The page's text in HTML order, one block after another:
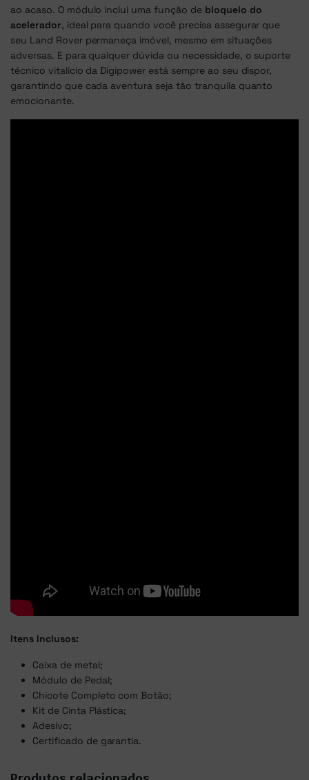
ao acaso. O módulo inclui uma função de bloqueio do
acelerador, ideal para quando você precisa assegurar que
seu Land Rover permaneça imóvel, mesmo em situações
adversas. E para qualquer dúvida ou necessidade, o suporte
técnico vitalício da Digipower está sempre ao seu dispor,
garantindo que cada aventura seja tão tranquila quanto
emocionante.
Itens Inclusos:
Caixa de metal;
Módulo de Pedal;
Chicote Completo com Botão;
Kit de Cinta Plástica;
Adesivo;
Certificado de garantia.